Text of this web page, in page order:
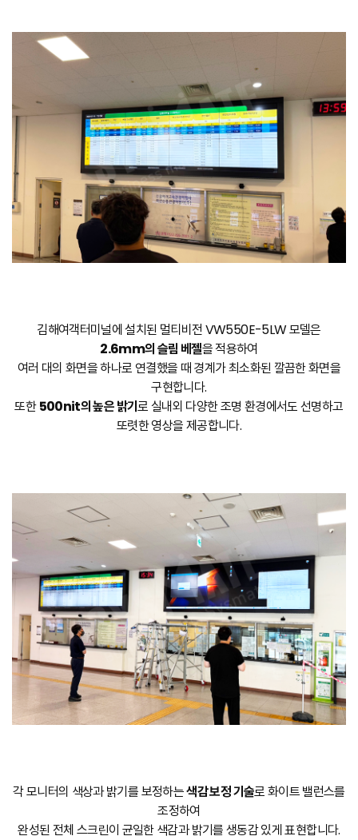
김해여객터미널에 설치된 멀티비전 VW550E-5LW 모델은
2.6mm의 슬림 베젤을 적용하여
여러 대의 화면을 하나로 연결했을 때 경계가 최소화된 깔끔한 화면을
구현합니다.
또한500nit의 높은 밝기로 실내외 다양한 조명 환경에서도 선명하고
또렷한 영상을 제공합니다.
각 모니터의 색상과 밝기를 보정하는색감 보정 기술로 화이트 밸런스를
조정하여
완성된 전체 스크린이 균일한 색감과 밝기를 생동감 있게 표현합니다.